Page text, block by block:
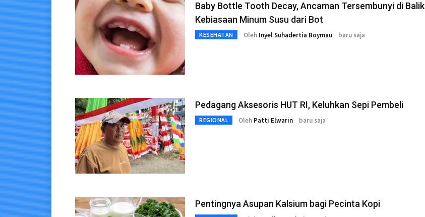
Baby Bottle Tooth Decay, Ancaman Tersembunyi di Balik
Kebiasaan Minum Susu dari Bot
KESEHATAN Oleh Inyel Suhadertia Boymau baru saja
Pedagang Aksesoris HUT RI, Keluhkan Sepi Pembeli
REGIONAL Oleh Patti Elwarin baru saja
Pentingnya Asupan Kalsium bagi Pecinta Kopi